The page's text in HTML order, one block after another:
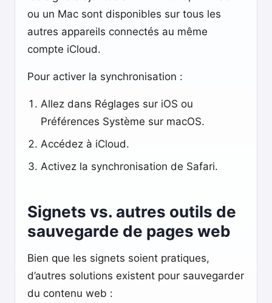
ou un Mac sont disponibles sur tous les
autres appareils connectés au même
compte iCloud.
Pour activer la synchronisation :
Allez dans Réglages sur iOS ou
Préférences Système sur macOS.
Accédez à iCloud.
Activez la synchronisation de Safari.
Signets vs. autres outils de
sauvegarde de pages web
Bien que les signets soient pratiques,
d’autres solutions existent pour sauvegarder
du contenu web :